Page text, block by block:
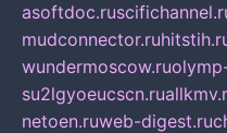
asoftdoc.ru
mudconnector.ru
wundermoscow.ru
su2lgyoeucscn.ru
netoen.ruweb-digest.ru